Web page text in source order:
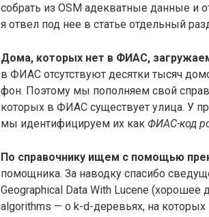
собрать из OSM адекватные данные и
я отвел под нее в статье отдельный
Дома, которых нет в ФИАС,
в ФИАС отсутствуют десятки тысяч
фон. Поэтому мы пополняем свой
которых в ФИАС существует улица. У
мы идентифицируем их как ФИАС-код
По справочнику ищем с помощью
помощника. За наводку спасибо
Geographical Data With Lucene
algorithms — о k-d-деревьях, на которых